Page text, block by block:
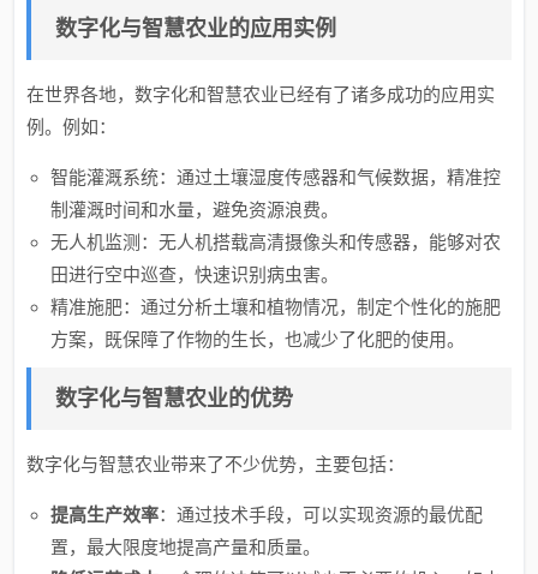
数字化与智慧农业的应用实例
在世界各地，数字化和智慧农业已经有了诸多成功的应用实
例。例如：
智能灌溉系统：通过土壤湿度传感器和气候数据，精准控
制灌溉时间和水量，避免资源浪费。
无人机监测：无人机搭载高清摄像头和传感器，能够对农
田进行空中巡查，快速识别病虫害。
精准施肥：通过分析土壤和植物情况，制定个性化的施肥
方案，既保障了作物的生长，也减少了化肥的使用。
数字化与智慧农业的优势
数字化与智慧农业带来了不少优势，主要包括：
提高生产效率：通过技术手段，可以实现资源的最优配
置，最大限度地提高产量和质量。